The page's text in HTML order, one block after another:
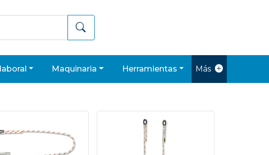
maquinaria herramientas Más